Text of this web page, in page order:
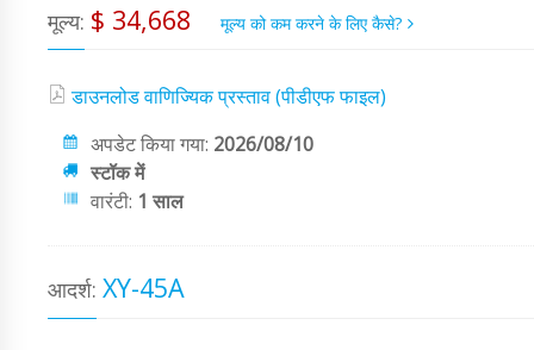
मूल्य: $ 34,668 मूल्य को कम करने के लिए कैसे?
डाउनलोड वाणिज्यिक प्रस्ताव (पीडीएफ फाइल)
अपडेट किया गया: 2026/08/10
स्टॉक में
वारंटी: 1 साल
आदर्श: XY-45A